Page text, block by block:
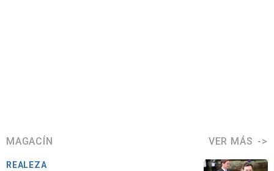
MAGACÍN VER MÁS
REALEZA